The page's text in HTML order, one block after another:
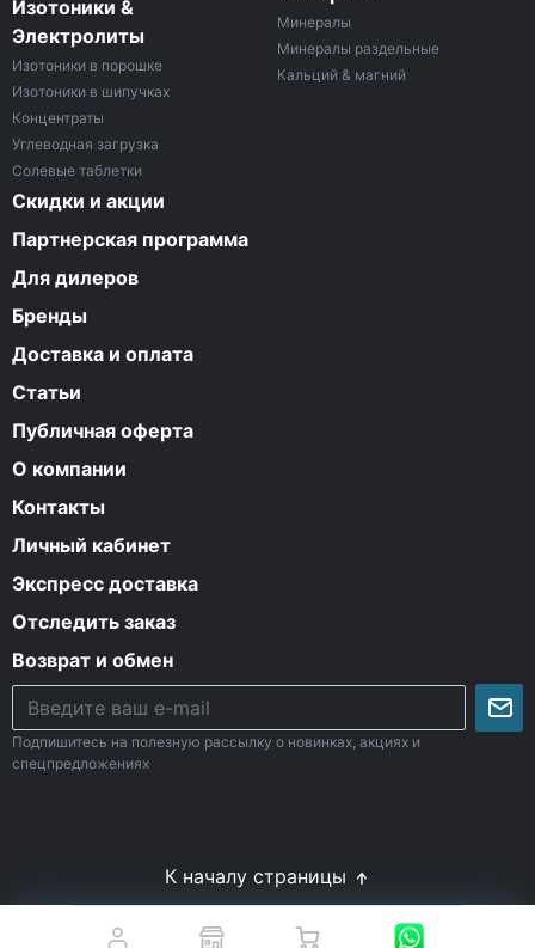
Изотоники &
Электролиты
Изотоники в порошке
Изотоники в шипучках
Концентраты
Углеводная загрузка
Солевые таблетки
Минералы
Минералы раздельные
Кальций & магний
Скидки и акции
Партнерская программа
Для дилеров
Бренды
Доставка и оплата
Статьи
Публичная оферта
О компании
Контакты
Личный кабинет
Экспресс доставка
Отследить заказ
Возврат и обмен
Подпишитесь на полезную рассылку о новинках, акциях и
спецпредложениях
К началу страницы
© Все права защищены. 2009-2026 Energy-Body.ru